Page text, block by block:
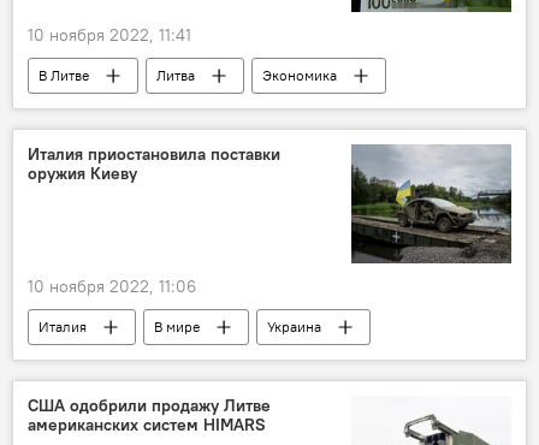
10 ноября 2022, 11:41
В Литве Литва
Экономика
инфляция
Департамент статистики Литвы
Италия приостановила поставки
оружия Киеву
10 ноября 2022, 11:06
Италия В мире
Украина
Киев
оружие
поставки вооружения
США одобрили продажу Литве
американских систем HIMARS